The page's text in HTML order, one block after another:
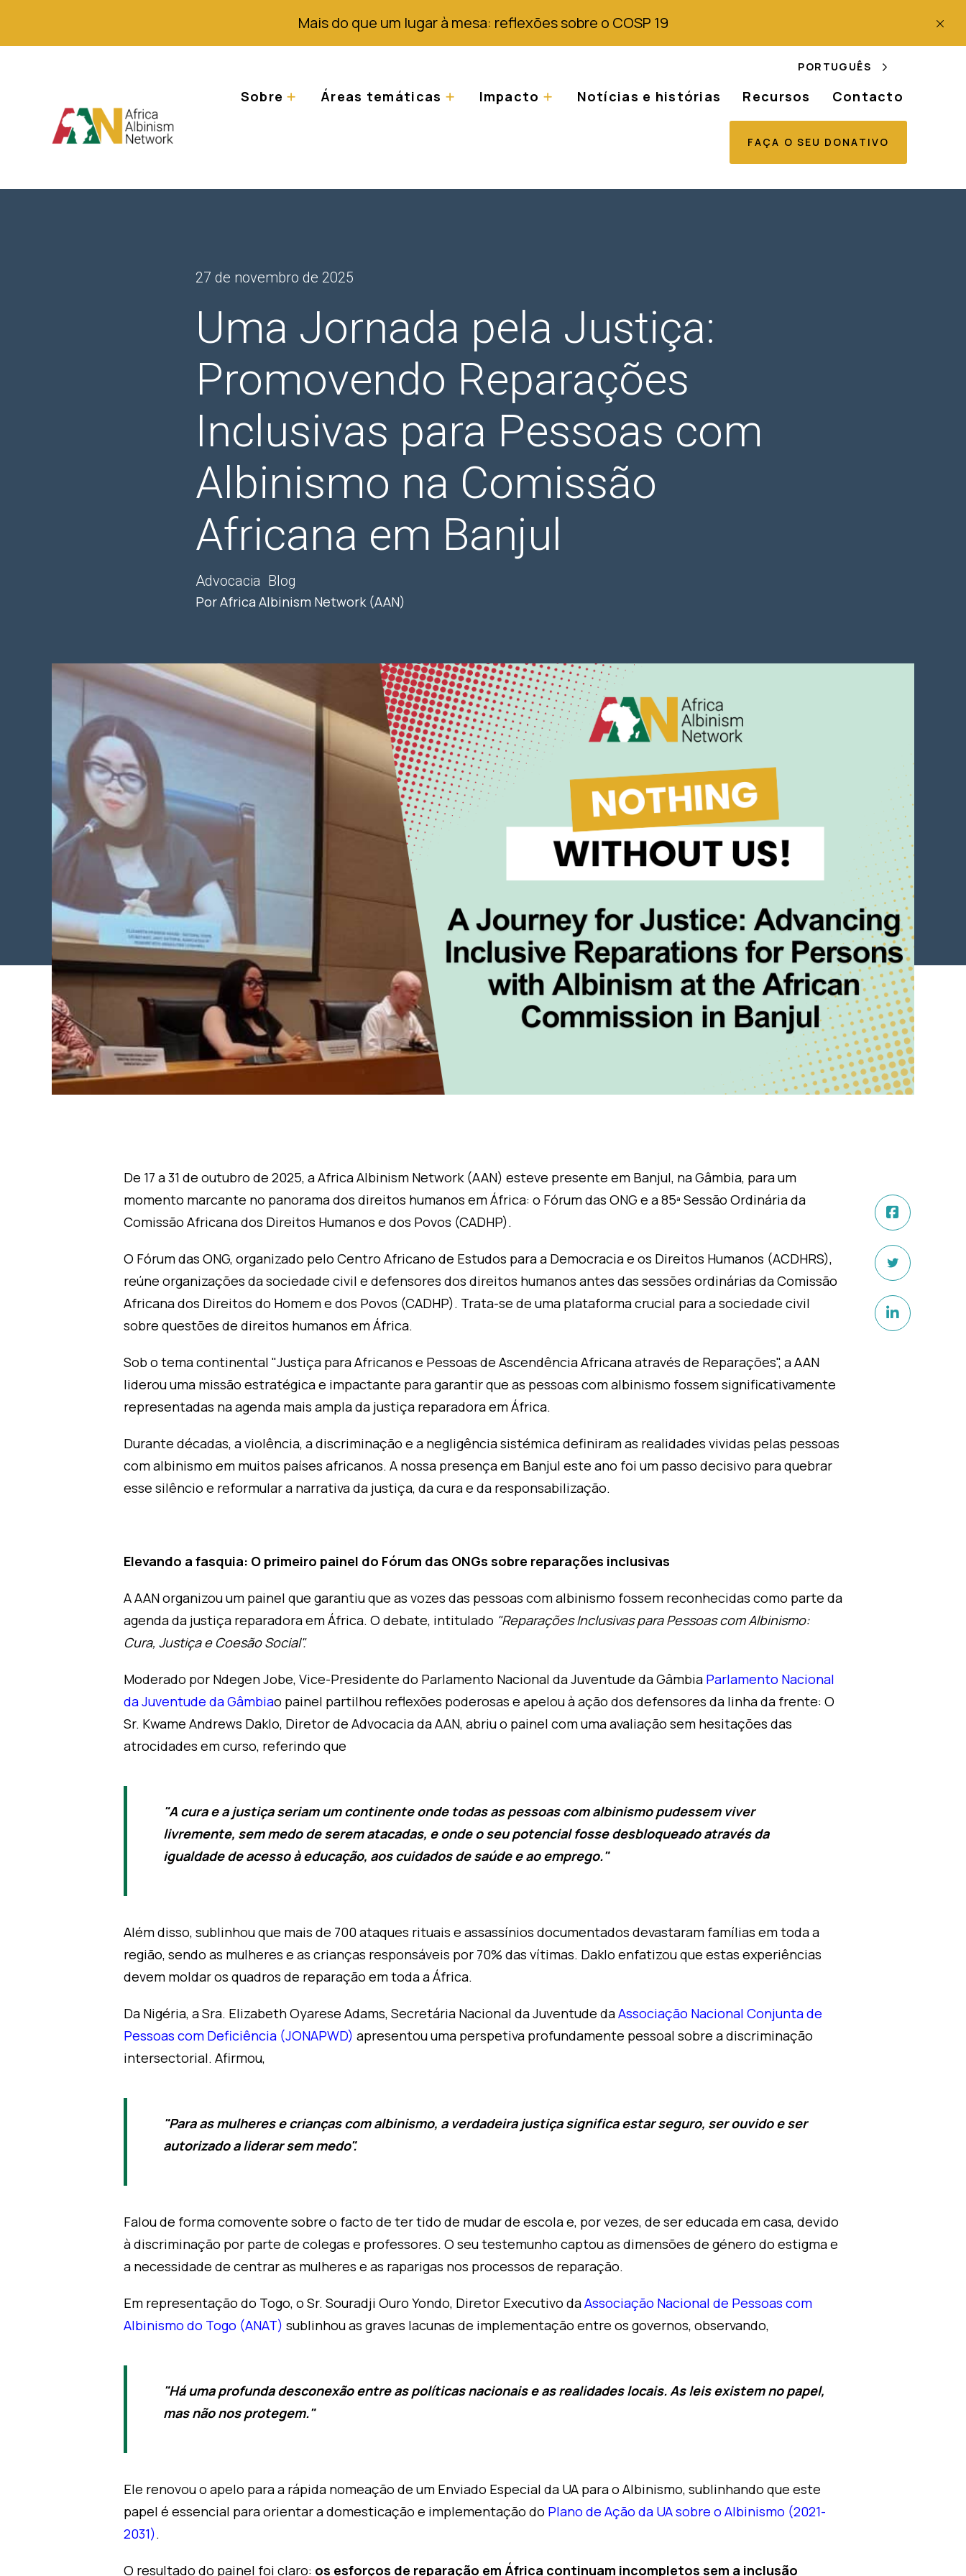
Mais do que um lugar à mesa: reflexões sobre o COSP 19
PORTUGUÊS
Sobre Áreas temáticas Impacto Notícias e histórias Recursos Contacto
FAÇA O SEU DONATIVO
27 de novembro de 2025
Uma Jornada pela Justiça:
Promovendo Reparações
Inclusivas para Pessoas com
Albinismo na Comissão
Africana em Banjul
Advocacia Blog
Por Africa Albinism Network (AAN)
De 17 a 31 de outubro de 2025, a Africa Albinism Network (AAN) esteve presente em Banjul, na Gâmbia, para um
momento marcante no panorama dos direitos humanos em África: o Fórum das ONG e a 85ª Sessão Ordinária da
Comissão Africana dos Direitos Humanos e dos Povos (CADHP).
O Fórum das ONG, organizado pelo Centro Africano de Estudos para a Democracia e os Direitos Humanos (ACDHRS),
reúne organizações da sociedade civil e defensores dos direitos humanos antes das sessões ordinárias da Comissão
Africana dos Direitos do Homem e dos Povos (CADHP). Trata-se de uma plataforma crucial para a sociedade civil
sobre questões de direitos humanos em África.
Sob o tema continental "Justiça para Africanos e Pessoas de Ascendência Africana através de Reparações", a AAN
liderou uma missão estratégica e impactante para garantir que as pessoas com albinismo fossem significativamente
representadas na agenda mais ampla da justiça reparadora em África.
Durante décadas, a violência, a discriminação e a negligência sistémica definiram as realidades vividas pelas pessoas
com albinismo em muitos países africanos. A nossa presença em Banjul este ano foi um passo decisivo para quebrar
esse silêncio e reformular a narrativa da justiça, da cura e da responsabilização.
Elevando a fasquia: O primeiro painel do Fórum das ONGs sobre reparações inclusivas
A AAN organizou um painel que garantiu que as vozes das pessoas com albinismo fossem reconhecidas como parte da
agenda da justiça reparadora em África. O debate, intitulado "Reparações Inclusivas para Pessoas com Albinismo:
Cura, Justiça e Coesão Social".
Moderado por Ndegen Jobe, Vice-Presidente do Parlamento Nacional da Juventude da Gâmbia Parlamento Nacional
da Juventude da Gâmbiao painel partilhou reflexões poderosas e apelou à ação dos defensores da linha da frente: O
Sr. Kwame Andrews Daklo, Diretor de Advocacia da AAN, abriu o painel com uma avaliação sem hesitações das
atrocidades em curso, referindo que
"A cura e a justiça seriam um continente onde todas as pessoas com albinismo pudessem viver
livremente, sem medo de serem atacadas, e onde o seu potencial fosse desbloqueado através da
igualdade de acesso à educação, aos cuidados de saúde e ao emprego."
Além disso, sublinhou que mais de 700 ataques rituais e assassínios documentados devastaram famílias em toda a
região, sendo as mulheres e as crianças responsáveis por 70% das vítimas. Daklo enfatizou que estas experiências
devem moldar os quadros de reparação em toda a África.
Da Nigéria, a Sra. Elizabeth Oyarese Adams, Secretária Nacional da Juventude daAssociação Nacional Conjunta de
Pessoas com Deficiência (JONAPWD) apresentou uma perspetiva profundamente pessoal sobre a discriminação
intersectorial. Afirmou,
"Para as mulheres e crianças com albinismo, a verdadeira justiça significa estar seguro, ser ouvido e ser
autorizado a liderar sem medo".
Falou de forma comovente sobre o facto de ter tido de mudar de escola e, por vezes, de ser educada em casa, devido
à discriminação por parte de colegas e professores. O seu testemunho captou as dimensões de género do estigma e
a necessidade de centrar as mulheres e as raparigas nos processos de reparação.
Em representação do Togo, o Sr. Souradji Ouro Yondo, Diretor Executivo daAssociação Nacional de Pessoas com
Albinismo do Togo (ANAT) sublinhou as graves lacunas de implementação entre os governos, observando,
"Há uma profunda desconexão entre as políticas nacionais e as realidades locais. As leis existem no papel,
mas não nos protegem."
Ele renovou o apelo para a rápida nomeação de um Enviado Especial da UA para o Albinismo, sublinhando que este
papel é essencial para orientar a domesticação e implementação do Plano de Ação da UA sobre o Albinismo (2021-
2031).
O resultado do painel foi claro: os esforços de reparação em África continuam incompletos sem a inclusão